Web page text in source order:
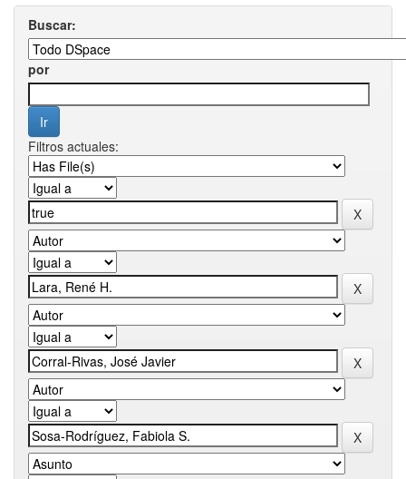
Buscar:
por
Filtros actuales: